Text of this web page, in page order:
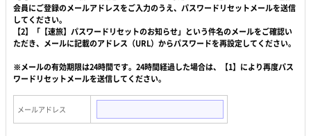
会員にご登録のメールアドレスをご入力のうえ、パスワードリセットメールを送信
してください。
【2】「【速旅】パスワードリセットのお知らせ」という件名のメールをご確認い
ただき、メールに記載のアドレス（URL）からパスワードを再設定してください。
※メールの有効期限は24時間です。24時間経過した場合は、【1】により再度パス
ワードリセットメールを送信してください。
メールアドレス